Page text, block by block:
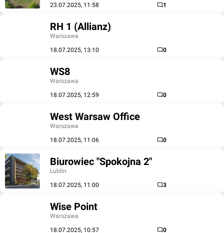
23.07.2025, 11:58
1
RH 1 (Allianz)
Warszawa
18.07.2025, 13:10
0
WS8
Warszawa
18.07.2025, 12:59
0
West Warsaw Office
Warszawa
18.07.2025, 11:06
0
Biurowiec "Spokojna 2"
Lublin
18.07.2025, 11:00
3
Wise Point
Warszawa
18.07.2025, 10:57
0